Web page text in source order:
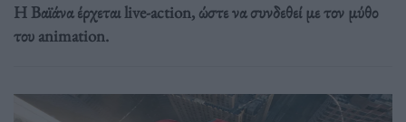
Η Βαϊάνα έρχεται live-action, ώστε να συνδεθεί με τον μύθο
του animation.